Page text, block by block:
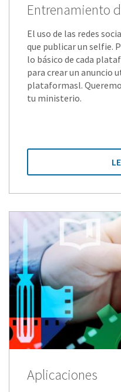
Entrenamiento
El uso de las redes
que publicar un selfie.
lo básico de cada
para crear un anuncio
plataformasl.
tu ministerio.
Aplicaciones